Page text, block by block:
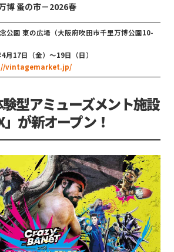
蚤の市－2026春
公園 東の広場（大阪府吹田市千里万博公園10-
月17日（金）～19日（日）
vintagemarket.jp/
型アミューズメント施設
」が新オープン！